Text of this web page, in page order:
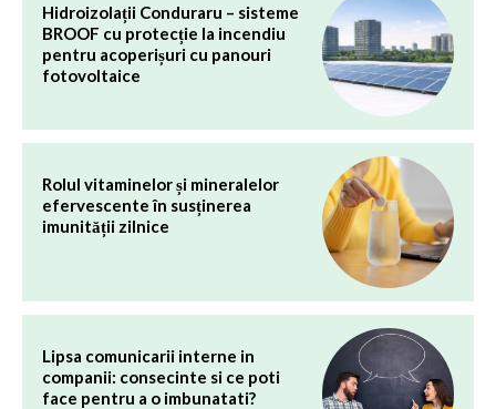
Hidroizolații Conduraru – sisteme
BROOF cu protecție la incendiu
pentru acoperișuri cu panouri
fotovoltaice
Rolul vitaminelor și mineralelor
efervescente în susținerea
imunității zilnice
Lipsa comunicarii interne in
companii: consecinte si ce poti
face pentru a o imbunatati?